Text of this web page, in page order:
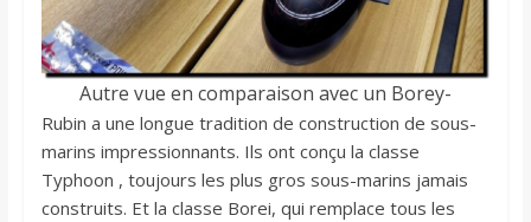
Autre vue en comparaison avec un Borey-
Rubin a une longue tradition de construction de sous-
marins impressionnants. Ils ont conçu la classe
Typhoon , toujours les plus gros sous-marins jamais
construits. Et la classe Borei, qui remplace tous les